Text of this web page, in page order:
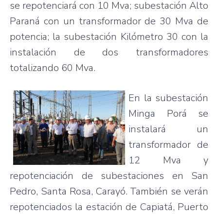
se repotenciará con 10 Mva; subestación Alto
Paraná con un transformadorde 30 Mva de
potencia; la subestación Kilómetro 30 con la
instalación de dos transformadores
totalizando 60 Mva.
En la subestación
Minga
Porá se
instalará un
transformador de
12 Mva y
repotenciación de subestaciones en San
Pedro, Santa Rosa, Carayó. También severán
repotenciados la estación de Capiatá, Puerto